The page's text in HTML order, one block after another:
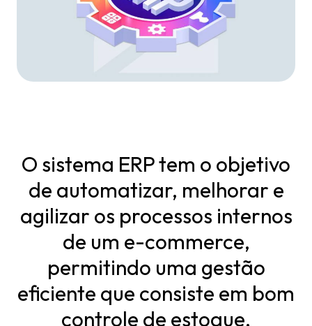
O sistema ERP tem o objetivo
de automatizar, melhorar e
agilizar os processos internos
de um e-commerce,
permitindo uma gestão
eficiente que consiste em bom
controle de estoque,